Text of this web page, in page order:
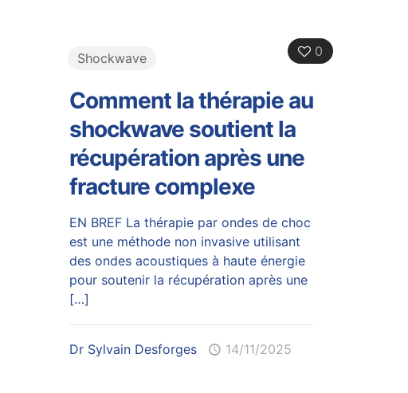
0
Shockwave
Comment la thérapie au
shockwave soutient la
récupération après une
fracture complexe
EN BREF La thérapie par ondes de choc
est une méthode non invasive utilisant
des ondes acoustiques à haute énergie
pour soutenir la récupération après une
[…]
Dr Sylvain Desforges 14/11/2025